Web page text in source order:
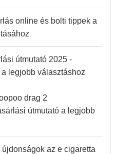
online és bolti tippek a
útmutató 2025 -
legjobb választáshoz
drag 2
útmutató a legjobb
az e cigaretta